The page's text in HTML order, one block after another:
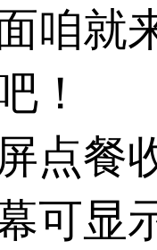
咱就
！
点餐
可显